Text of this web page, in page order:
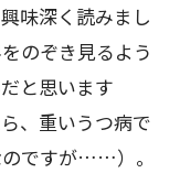
味深く読みまし
のぞき見るよう
と思います
、重いうつ病で
ですが……）。